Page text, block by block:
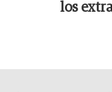
los